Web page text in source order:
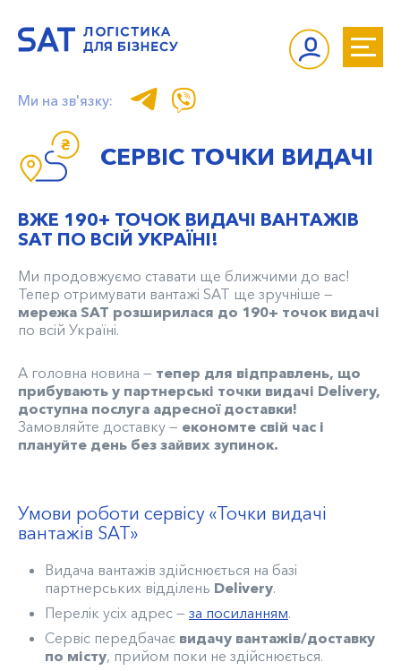
Ми на зв'язку:
СЕРВІС ТОЧКИ ВИДАЧІ
ВЖЕ 190+ ТОЧОК ВИДАЧІ ВАНТАЖІВ
SAT ПО ВСІЙ УКРАЇНІ!
Ми продовжуємо ставати ще ближчими до вас!
Тепер отримувати вантажі SAT ще зручніше —
мережа SAT розширилася до 190+ точок видачі
по всій Україні.
А головна новина — тепер для відправлень, що
прибувають у партнерські точки видачі Delivery,
доступна послуга адресної доставки!
Замовляйте доставку — економте свій час і
плануйте день без зайвих зупинок.
Умови роботи сервісу «Точки видачі
вантажів SAT»
Видача вантажів здійснюється на базі
партнерських відділень Delivery.
Перелік усіх адрес — за посиланням.
Сервіс передбачає видачу вантажів/доставку
по місту, прийом поки не здійснюється.